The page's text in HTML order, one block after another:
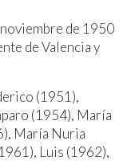
de 1950
de Valencia y
(1951),
(1954), María
María Nuria
Luis (1962),